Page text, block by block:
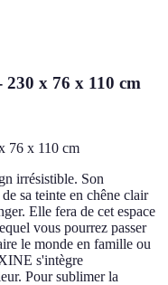
x 76 x 110 cm
irrésistible. Son
sa teinte en chêne clair
Elle fera de cet espace
vous pourrez passer
le monde en famille ou
s'intègre
Pour sublimer la